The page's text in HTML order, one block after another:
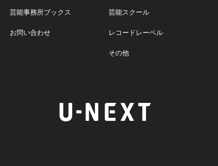
芸能事務所ブックス
お問い合わせ
芸能スクール
レコードレーベル
その他